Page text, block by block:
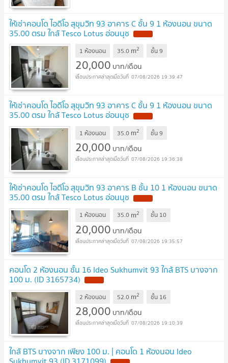
ให้เช่าคอนโด ไอดีโอ สุขุมวิท 93 อาคาร C ชั้น 9 1 ห้องนอน ขนาด
35.00 ตรม ใกล้ Tesco Lotus อ่อนนุช
1 ห้องนอน 35.0 m2 ชั้น9
20,000 บาท/เดือน
07/08/2026 19:39:47
ให้เช่าคอนโด ไอดีโอ สุขุมวิท 93 อาคาร C ชั้น 9 1 ห้องนอน ขนาด
35.00 ตรม ใกล้ Tesco Lotus อ่อนนุช
1 ห้องนอน 35.0 m2 ชั้น9
20,000 บาท/เดือน
07/08/2026 19:36:38
ให้เช่าคอนโด ไอดีโอ สุขุมวิท 93 อาคาร B ชั้น 10 1 ห้องนอน ขนาด
35.00 ตรม ใกล้ Tesco Lotus อ่อนนุช
1 ห้องนอน 35.0 m2 ชั้น 10
20,000 บาท/เดือน
07/08/2026 19:35:57
คอนโด 2 ห้องนอน ชั้น 16 Ideo Sukhumvit 93 ใกล้ BTS บางจาก
100 ม. (ID 3165734)
2 ห้องนอน 52.0 m2 ชั้น 16
28,000 บาท/เดือน
07/08/2026 19:10:39
ใกล้ BTS บางจาก เพียง 100 ม. | คอนโด 1 ห้องนอน Ideo